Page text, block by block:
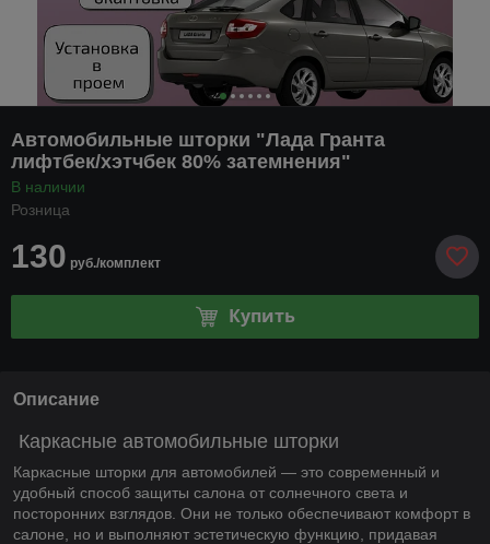
Автомобильные шторки "Лада Гранта
лифтбек/хэтчбек 80% затемнения"
В наличии
Розница
130 руб./комплект
Купить
Описание
Каркасные автомобильные шторки
Каркасные шторки для автомобилей — это современный и
удобный способ защиты салона от солнечного света и
посторонних взглядов. Они не только обеспечивают комфорт в
салоне, но и выполняют эстетическую функцию, придавая